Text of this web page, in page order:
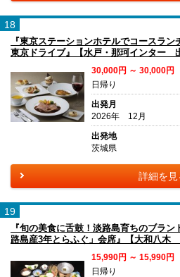
18
『東京ステーションホテルでコースラ
東京ドライブ』【水戸・那珂インター
30,000円 ～ 30,000円
日帰り
出発月
2026年 12月
出発地
茨城県
詳細を見
19
『旬の美食に舌鼓！淡路島育ちのブラ
路島産3年とらふぐ」会席』【大和八木
15,990円 ～ 15,990円
日帰り